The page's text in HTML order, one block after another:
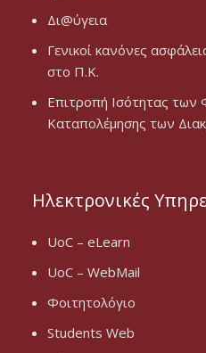
Δι@ύγεια
Γενικοί κανόνες
στο Π.Κ.
Επιτροπή Ισότητας των
Καταπολέμησης των
Ηλεκτρονικές
UoC – eLearn
UoC – WebMail
Φοιτητολόγιο
Students Web